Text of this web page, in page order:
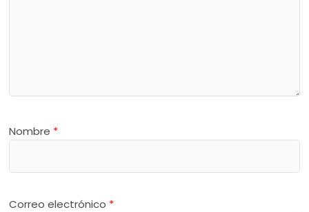
Nombre *
Correo electrónico *